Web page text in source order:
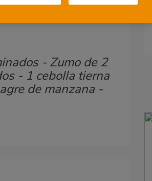
- Zumo de 2
- 1 cebolla tierna
de manzana -